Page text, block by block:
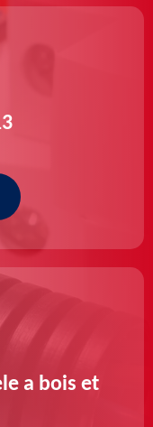
a bois et